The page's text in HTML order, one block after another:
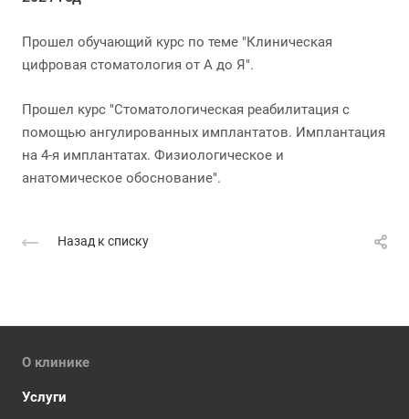
Прошел обучающий курс по теме "Клиническая
цифровая стоматология от А до Я".
Прошел курс "Стоматологическая реабилитация с
помощью ангулированных имплантатов. Имплантация
на 4-я имплантатах. Физиологическое и
анатомическое обоснование".
Назад к списку
О клинике
Услуги